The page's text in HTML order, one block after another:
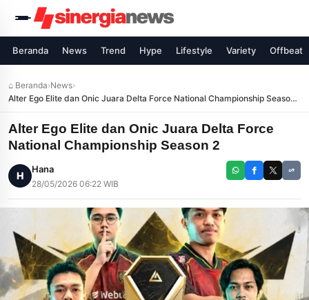
Beranda News Trend Hype Lifestyle Variety Offbeat
⌂ Beranda›News›
Alter Ego Elite dan Onic Juara Delta Force National Championship Season
2
Alter Ego Elite dan Onic Juara Delta Force
National Championship Season 2
H
Hana
28/05/2026 06:22 WIB